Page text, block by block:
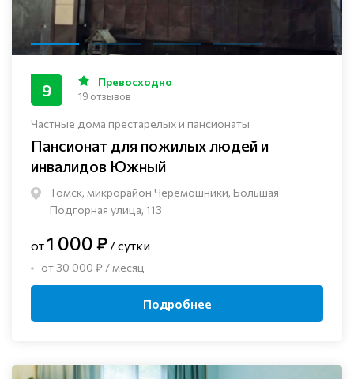
Частные дома престарелых и пансионаты
Пансионат для пожилых людей и
инвалидов Южный
Томск, микрорайон Черемошники, Большая
Подгорная улица, 113
9 Превосходно
19 отзывов
от1 000 ₽ / сутки
от 30 000 ₽ / месяц
Подробнее